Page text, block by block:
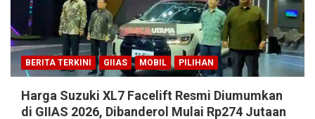
BERITA TERKINI GIIAS MOBIL PILIHAN
Harga Suzuki XL7 Facelift Resmi Diumumkan
di GIIAS 2026, Dibanderol Mulai Rp274 Jutaan